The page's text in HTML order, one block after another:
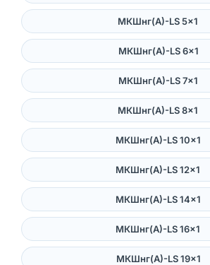
МКШнг(А)-LS 5×1
МКШнг(А)-LS 6×1
МКШнг(А)-LS 7×1
МКШнг(А)-LS 8×1
МКШнг(А)-LS 10×1
МКШнг(А)-LS 12×1
МКШнг(А)-LS 14×1
МКШнг(А)-LS 16×1
МКШнг(А)-LS 19×1